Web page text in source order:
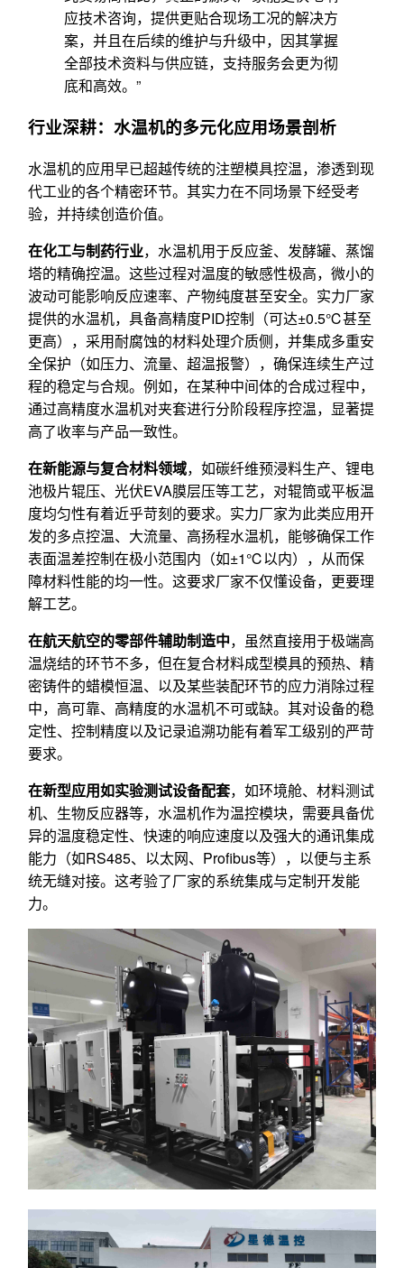
应技术咨询，提供更贴合现场工况的解决方
案，并且在后续的维护与升级中，因其掌握
全部技术资料与供应链，支持服务会更为彻
底和高效。”
行业深耕：水温机的多元化应用场景剖析
水温机的应用早已超越传统的注塑模具控温，渗透到现
代工业的各个精密环节。其实力在不同场景下经受考
验，并持续创造价值。
在化工与制药行业，水温机用于反应釜、发酵罐、蒸馏
塔的精确控温。这些过程对温度的敏感性极高，微小的
波动可能影响反应速率、产物纯度甚至安全。实力厂家
提供的水温机，具备高精度PID控制（可达±0.5℃甚至
更高），采用耐腐蚀的材料处理介质侧，并集成多重安
全保护（如压力、流量、超温报警），确保连续生产过
程的稳定与合规。例如，在某种中间体的合成过程中，
通过高精度水温机对夹套进行分阶段程序控温，显著提
高了收率与产品一致性。
在新能源与复合材料领域，如碳纤维预浸料生产、锂电
池极片辊压、光伏EVA膜层压等工艺，对辊筒或平板温
度均匀性有着近乎苛刻的要求。实力厂家为此类应用开
发的多点控温、大流量、高扬程水温机，能够确保工作
表面温差控制在极小范围内（如±1℃以内），从而保
障材料性能的均一性。这要求厂家不仅懂设备，更要理
解工艺。
在航天航空的零部件辅助制造中，虽然直接用于极端高
温烧结的环节不多，但在复合材料成型模具的预热、精
密铸件的蜡模恒温、以及某些装配环节的应力消除过程
中，高可靠、高精度的水温机不可或缺。其对设备的稳
定性、控制精度以及记录追溯功能有着军工级别的严苛
要求。
在新型应用如实验测试设备配套，如环境舱、材料测试
机、生物反应器等，水温机作为温控模块，需要具备优
异的温度稳定性、快速的响应速度以及强大的通讯集成
能力（如RS485、以太网、Profibus等），以便与主系
统无缝对接。这考验了厂家的系统集成与定制开发能
力。